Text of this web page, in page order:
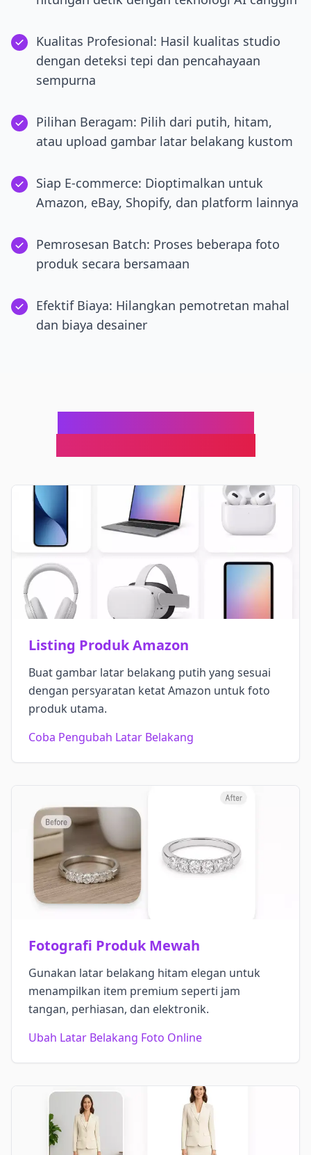
Kualitas Profesional: Hasil kualitas studio
dengan deteksi tepi dan pencahayaan
sempurna
Pilihan Beragam: Pilih dari putih, hitam,
atau upload gambar latar belakang kustom
Siap E-commerce: Dioptimalkan untuk
Amazon, eBay, Shopify, dan platform lainnya
Pemrosesan Batch: Proses beberapa foto
produk secara bersamaan
Efektif Biaya: Hilangkan pemotretan mahal
dan biaya desainer
Listing Produk Amazon
Buat gambar latar belakang putih yang sesuai
dengan persyaratan ketat Amazon untuk foto
produk utama.
Coba Pengubah Latar Belakang
Fotografi Produk Mewah
Gunakan latar belakang hitam elegan untuk
menampilkan item premium seperti jam
tangan, perhiasan, dan elektronik.
Ubah Latar Belakang Foto Online